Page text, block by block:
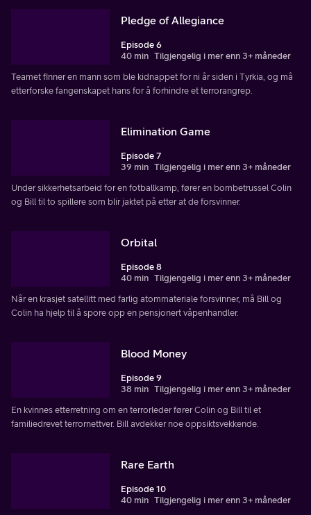
Pledge of Allegiance
Episode 6
40 min Tilgjengelig i mer enn 3+ måneder
Teamet finner en mann som ble kidnappet for ni år siden i Tyrkia, og må
etterforske fangenskapet hans for å forhindre et terrorangrep.
Elimination Game
Episode 7
39 min Tilgjengelig i mer enn 3+ måneder
Under sikkerhetsarbeid for en fotballkamp, fører en bombetrussel Colin
og Bill til to spillere som blir jaktet på etter at de forsvinner.
Orbital
Episode 8
40 min Tilgjengelig i mer enn 3+ måneder
Når en krasjet satellitt med farlig atommateriale forsvinner, må Bill og
Colin ha hjelp til å spore opp en pensjonert våpenhandler.
Blood Money
Episode 9
38 min Tilgjengelig i mer enn 3+ måneder
En kvinnes etterretning om en terrorleder fører Colin og Bill til et
familiedrevet terrornettver. Bill avdekker noe oppsiktsvekkende.
Rare Earth
Episode 10
40 min Tilgjengelig i mer enn 3+ måneder